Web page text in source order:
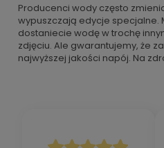
Producenci wody często
wypuszczają edycje specjalne.
dostaniecie wodę w trochę
zdjęciu. Ale gwarantujemy, że
najwyższej jakości napój. Na